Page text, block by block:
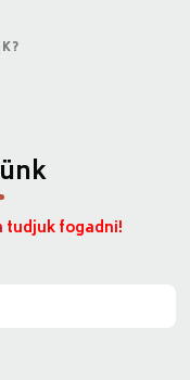
tudjuk fogadni!